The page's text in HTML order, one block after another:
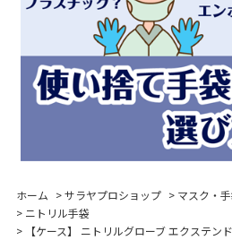
ホーム >サラヤプロショップ > マスク・
> ニトリル手袋
>
【ケース】 ニトリルグローブ エクステ